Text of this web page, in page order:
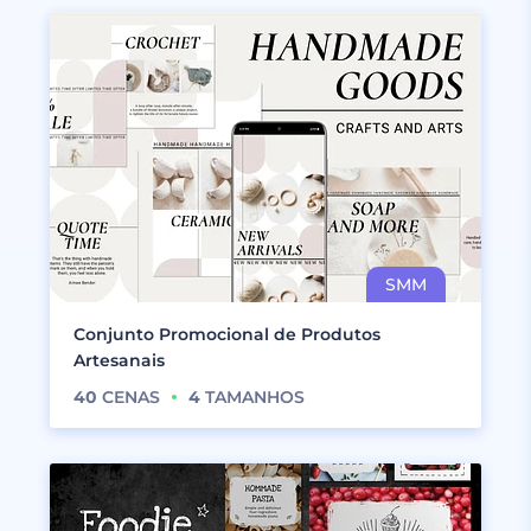
Conjunto Promocional de Produtos
Artesanais
40 CENAS 4 TAMANHOS